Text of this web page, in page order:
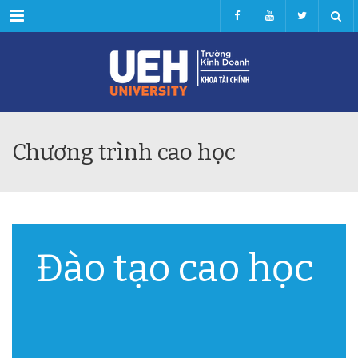
Menu
Chương trình cao học
Đào tạo cao học